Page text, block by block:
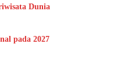
Dunia
pada 2027